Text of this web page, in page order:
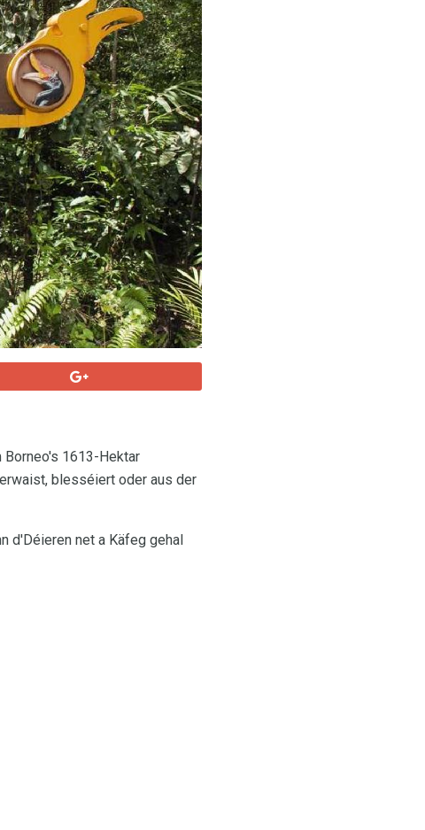
Borneo's 1613-Hektar
blesséiert oder aus der
d'Déieren net a Käfeg gehal